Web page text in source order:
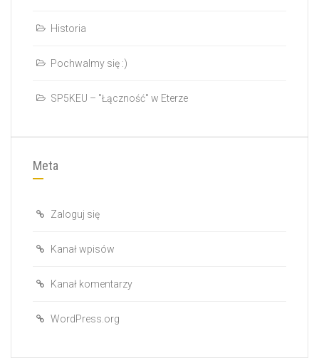
Historia
Pochwalmy się :)
SP5KEU – "Łączność" w Eterze
Meta
Zaloguj się
Kanał wpisów
Kanał komentarzy
WordPress.org